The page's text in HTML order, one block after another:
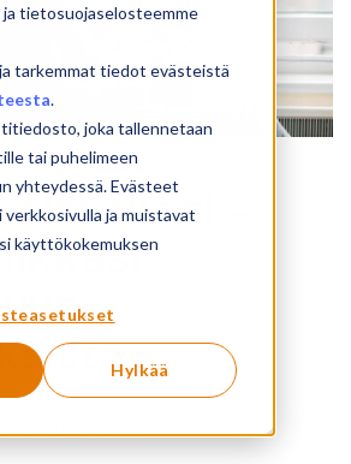
tietosuojaselosteemme
tarkemmat tiedot evästeistä
.
joka tallennetaan
tai puhelimeen
yhteydessä. Evästeet
ja muistavat
käyttökokemuksen
Hylkää
itsellesi –
SAMULI KOSKINEN